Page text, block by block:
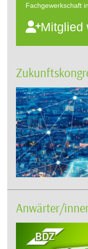
Fachgewerkschaft
Mitglied
Anwärter/